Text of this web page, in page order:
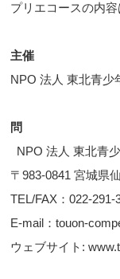
プリエコースの内
主催
NPO 法人 東北青少
問
NPO 法人 東北青
〒983-0841 宮城県
TEL/FAX：022-291-
E-mail：touon-
ウェブサイト: